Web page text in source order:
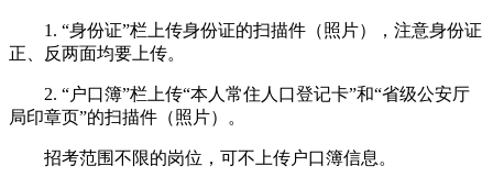
1. “身份证”栏上传身份证的扫描件（照片），注意身份证
正、反两面均要上传。
2. “户口簿”栏上传“本人常住人口登记卡”和“省级公安厅
局印章页”的扫描件（照片）。
招考范围不限的岗位，可不上传户口簿信息。